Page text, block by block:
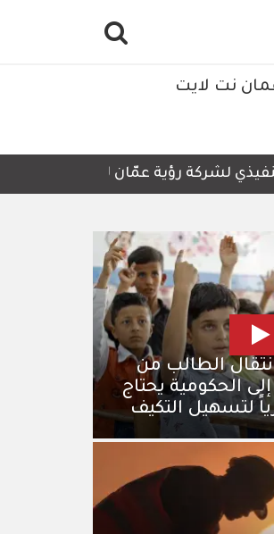
نت لايت
عمّان للمعالجة وإعادة التدوير،
الطالب من
الحكومية يحتاج
لتسهيل التكيف